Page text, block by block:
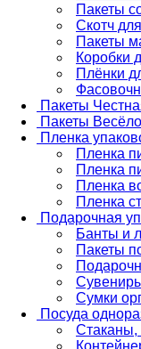
Пакеты
Скотч
Пакеты
Коробки
Плёнки
Пакеты
Пакеты
Пленка
Пленка
Пленка
Пленка
Пленка
Подарочная
Банты и
Пакеты
Сумки
Посуда